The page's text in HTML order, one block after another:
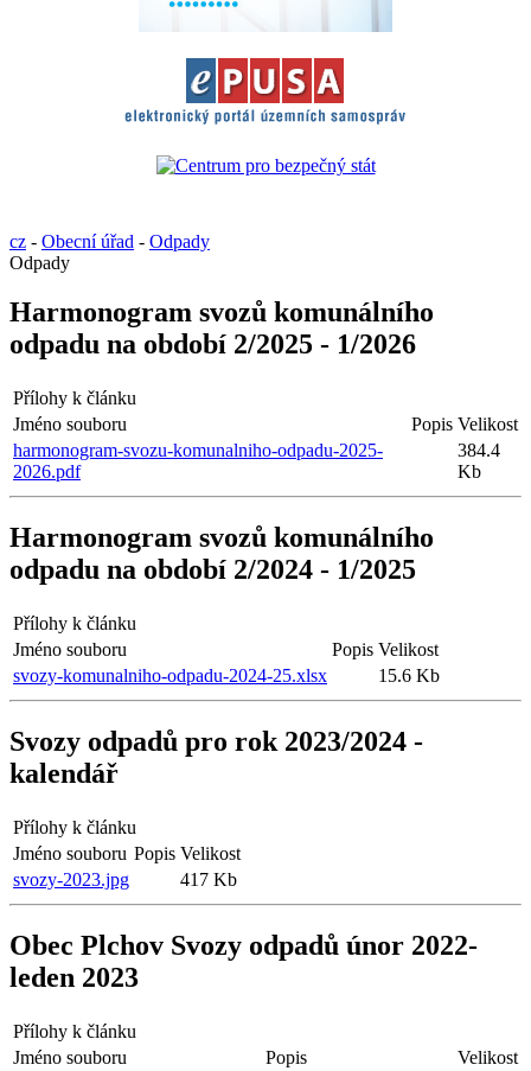
cz - Obecní úřad - Odpady
Odpady
Harmonogram svozů komunálního
odpadu na období 2/2025 - 1/2026
Přílohy k článku
Jméno souboru
Popis Velikost
harmonogram-svozu-komunalniho-odpadu-2025-
2026.pdf
384.4
Kb
Harmonogram svozů komunálního
odpadu na období 2/2024 - 1/2025
Přílohy k článku
Jméno souboru
Popis Velikost
svozy-komunalniho-odpadu-2024-25.xlsx
15.6 Kb
Svozy odpadů pro rok 2023/2024 -
kalendář
Přílohy k článku
Jméno souboru Popis Velikost
svozy-2023.jpg
417 Kb
Obec Plchov Svozy odpadů únor 2022-
leden 2023
Přílohy k článku
Jméno souboru
Popis
Velikost